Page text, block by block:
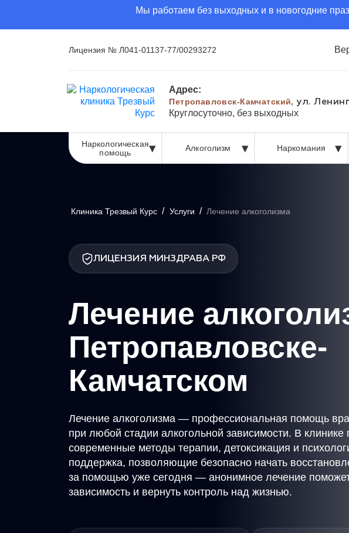
Мы работаем без выходных и в новогодние
Лицензия № Л041-01137-77/00293272
Адрес:
Петропавловск-Камчатский, ул.
Круглосуточно, без выходных
Наркологическая
помощь
Алкоголизм Наркомания
Клиника Трезвый Курс / Услуги / Лечение алкоголизма
ЛИЦЕНЗИЯ МИНЗДРАВА РФ
Лечение
Петропавловске-
Камчатском
Лечение алкоголизма — профессиональная помощь
при любой стадии алкогольной зависимости. В клинике
современные методы терапии, детоксикация и
поддержка, позволяющие безопасно начать
за помощью уже сегодня — анонимное лечение
зависимость и вернуть контроль над жизнью.